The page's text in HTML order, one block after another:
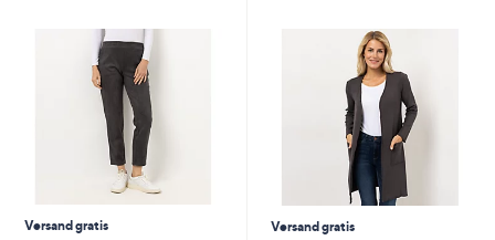
Versand gratis
Versand gratis